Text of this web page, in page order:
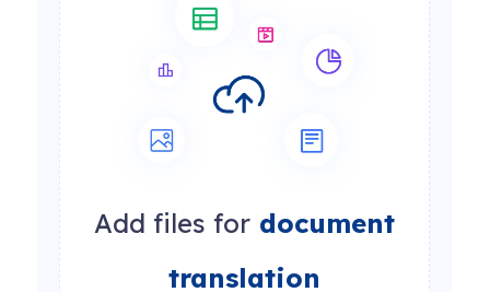
Add files for document
translation